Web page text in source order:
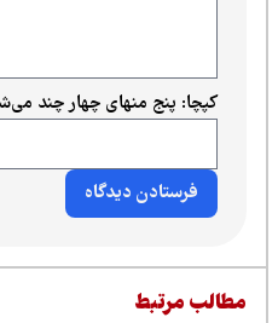
کپچا: پنج منهای چهار چند می‌شود؟*
مرتبط